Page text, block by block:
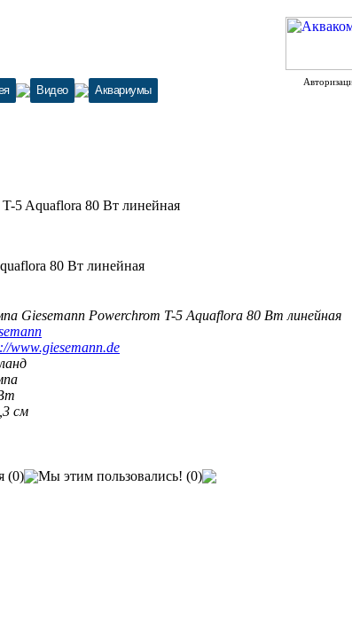
Видео Аквариумы
5 Aquaflora 80 Вт линейная
80 Вт линейная
Giesemann Powerchrom T-5 Aquaflora 80 Вт линейная
www.giesemann.de
см
(0)
Мы этим пользовались! (0)